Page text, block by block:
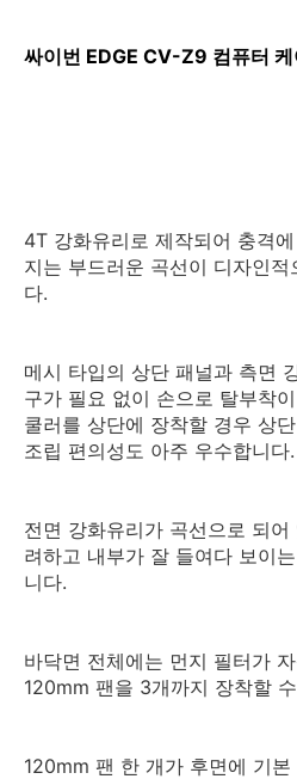
싸이번 EDGE CV-Z9 컴퓨터 케
4T 강화유리로 제작되어 충격
지는 부드러운 곡선이 디자인
다.
메시 타입의 상단 패널과 측면
구가 필요 없이 손으로 탈부착
쿨러를 상단에 장착할 경우 상
조립 편의성도 아주 우수합니다.
전면 강화유리가 곡선으로 되
려하고 내부가 잘 들여다 보이
니다.
바닥면 전체에는 먼지 필터가
120mm 팬을 3개까지 장착할
120mm 팬 한 개가 후면에 기